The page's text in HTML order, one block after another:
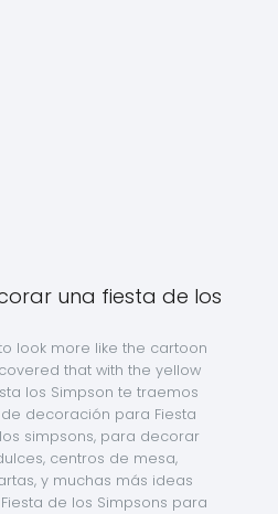
look more like the cartoon
that with the yellow
los Simpson te traemos
decoración para Fiesta
simpsons, para decorar
centros de mesa,
y muchas más ideas
de los Simpsons para